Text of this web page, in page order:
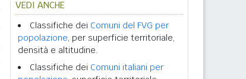
VEDI ANCHE
Classifiche dei Comuni del FVG per
popolazione, per superficie territoriale,
densità e altitudine.
Classifiche dei Comuni italiani per